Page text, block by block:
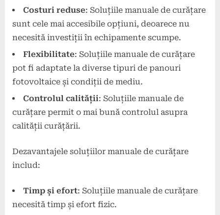
Costuri reduse: Soluțiile manuale de curățare
sunt cele mai accesibile opțiuni, deoarece nu
necesită investiții în echipamente scumpe.
Flexibilitate: Soluțiile manuale de curățare
pot fi adaptate la diverse tipuri de panouri
fotovoltaice și condiții de mediu.
Controlul calității: Soluțiile manuale de
curățare permit o mai bună controlul asupra
calității curățării.
Dezavantajele soluțiilor manuale de curățare
includ:
Timp și efort: Soluțiile manuale de curățare
necesită timp și efort fizic.